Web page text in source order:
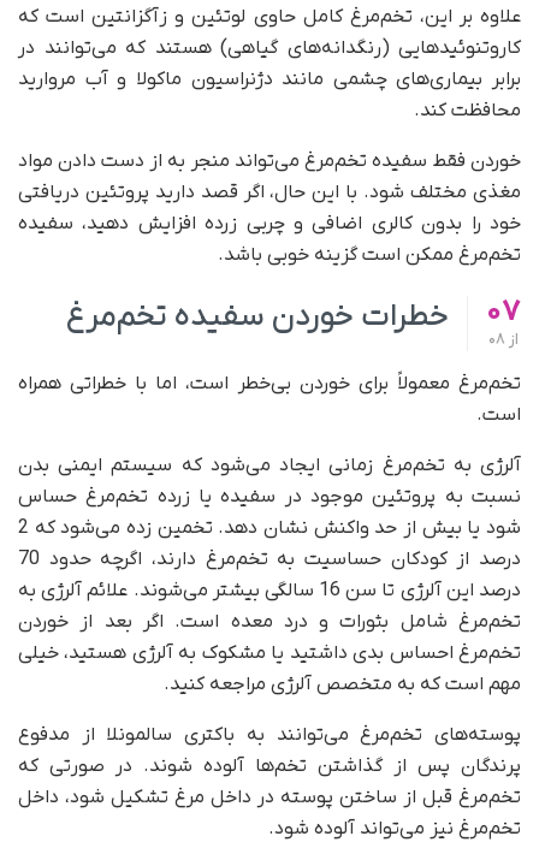
علاوه بر این، تخم‌مرغ کامل حاوی لوتئین و زآگزانتین است که
کاروتنوئیدهایی (رنگدانه‌های گیاهی) هستند که می‌توانند در
برابر بیماری‌های چشمی مانند دژنراسیون ماکولا و آب مروارید
محافظت کند.
خوردن فقط سفیده تخم‌مرغ می‌تواند منجر به از دست دادن مواد
مغذی مختلف شود. با این حال، اگر قصد دارید پروتئین دریافتی
خود را بدون کالری اضافی و چربی زرده افزایش دهید، سفیده
تخم‌مرغ ممکن است گزینه خوبی باشد.
07
از
خطرات خوردن سفیده تخم‌مرغ
تخم‌مرغ معمولاً برای خوردن بی‌خطر است، اما با خطراتی همراه
است.
آلرژی به تخم‌مرغ زمانی ایجاد می‌شود که سیستم ایمنی بدن
نسبت به پروتئین موجود در سفیده یا زرده تخم‌مرغ حساس
شود یا بیش از حد واکنش نشان دهد. تخمین زده می‌شود که 2
درصد از کودکان حساسیت به تخم‌مرغ دارند، اگرچه حدود 70
درصد این آلرژی تا سن 16 سالگی بیشتر می‌شوند. علائم آلرژی به
تخم‌مرغ شامل بثورات و درد معده است. اگر بعد از خوردن
تخم‌مرغ احساس بدی داشتید یا مشکوک به آلرژی هستید، خیلی
مهم است که به متخصص آلرژی مراجعه کنید.
پوسته‌های تخم‌مرغ می‌توانند به باکتری سالمونلا از مدفوع
پرندگان پس از گذاشتن تخم‌ها آلوده شوند. در صورتی که
تخم‌مرغ قبل از ساختن پوسته در داخل مرغ تشکیل شود، داخل
تخم‌مرغ نیز می‌تواند آلوده شود.